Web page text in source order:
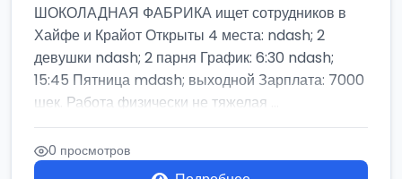
ШОКОЛАДНАЯ ФАБРИКА ищет сотрудников в
Хайфе и Крайот Открыты 4 места: ndash; 2
девушки ndash; 2 парня График: 6:30 ndash;
15:45 Пятница mdash; выходной Зарплата: 7000
шек. Работа физически не тяжелая ...
0 просмотров